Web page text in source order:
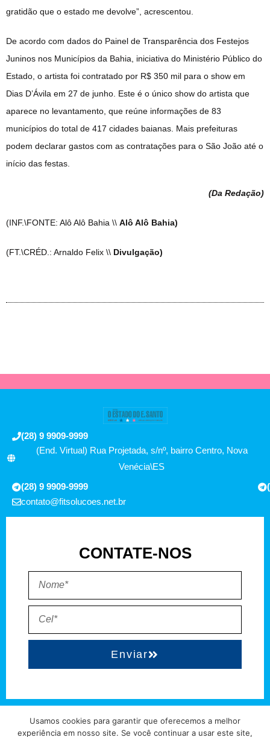
gratidão que o estado me devolve”, acrescentou.
De acordo com dados do Painel de Transparência dos Festejos
Juninos nos Municípios da Bahia, iniciativa do Ministério Público do
Estado, o artista foi contratado por R$ 350 mil para o show em
Dias D’Ávila em 27 de junho. Este é o único show do artista que
aparece no levantamento, que reúne informações de 83
municípios do total de 417 cidades baianas. Mais prefeituras
podem declarar gastos com as contratações para o São João até o
início das festas.
(Da Redação)
(INF.\FONTE: Alô Alô Bahia \\ Alô Alô Bahia)
(FT.\CRÉD.: Arnaldo Felix \\ Divulgação)
(28) 9 9909-9999
(End. Virtual) Rua Projetada, s/nº, bairro Centro, Nova
Venécia\ES
(28) 9 9909-9999
contato@fitsolucoes.net.br
CONTATE-NOS
Enviar
Usamos cookies para garantir que oferecemos a melhor
experiência em nosso site. Se você continuar a usar este site,